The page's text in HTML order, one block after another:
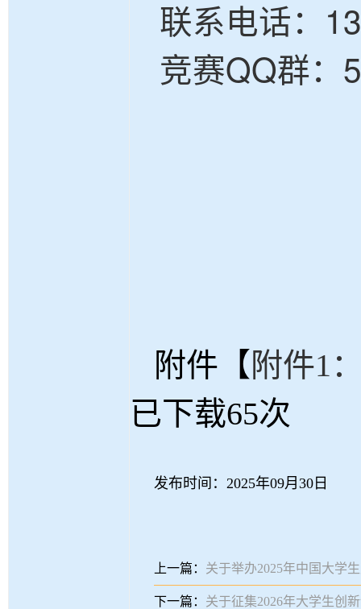
联系电话：
竞赛QQ群：
附件【 附件1
已下载65次
发布时间：2025年09月30日
上一篇： 关于举办2025年中国大学
下一篇： 关于征集2026年大学生创